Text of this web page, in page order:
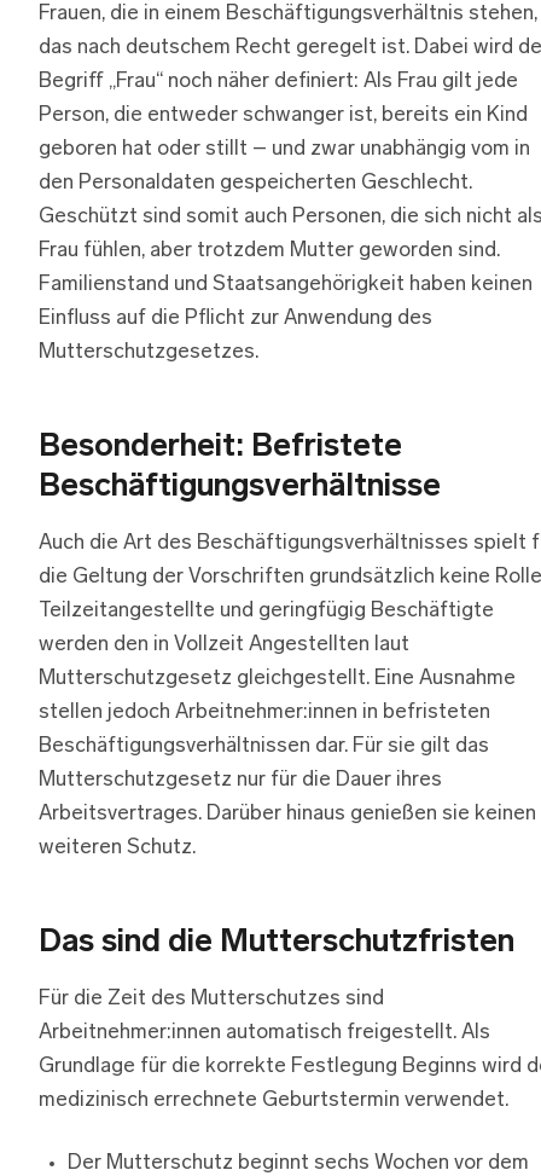
Frauen, die in einem Beschäftigungsverhältnis stehen,
das nach deutschem Recht geregelt ist. Dabei wird
Begriff „Frau“ noch näher definiert: Als Frau gilt jede
Person, die entweder schwanger ist, bereits ein Kind
geboren hat oder stillt – und zwar unabhängig vom in
den Personaldaten gespeicherten Geschlecht.
Geschützt sind somit auch Personen, die sich nicht
Frau fühlen, aber trotzdem Mutter geworden sind.
Familienstand und Staatsangehörigkeit haben keinen
Einfluss auf die Pflicht zur Anwendung des
Mutterschutzgesetzes.
Besonderheit: Befristete
Beschäftigungsverhältnisse
Auch die Art des Beschäftigungsverhältnisses spielt
die Geltung der Vorschriften grundsätzlich keine
Teilzeitangestellte und geringfügig Beschäftigte
werden den in Vollzeit Angestellten laut
Mutterschutzgesetz gleichgestellt. Eine Ausnahme
stellen jedoch Arbeitnehmer:innen in befristeten
Beschäftigungsverhältnissen dar. Für sie gilt das
Mutterschutzgesetz nur für die Dauer ihres
Arbeitsvertrages. Darüber hinaus genießen sie keinen
weiteren Schutz.
Das sind die Mutterschutzfristen
Für die Zeit des Mutterschutzes sind
Arbeitnehmer:innen automatisch freigestellt. Als
Grundlage für die korrekte Festlegung Beginns wird
medizinisch errechnete Geburtstermin verwendet.
Der Mutterschutz beginnt sechs Wochen vor dem